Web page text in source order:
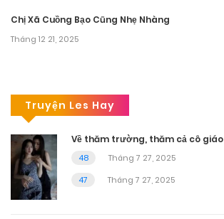
Chị Xã Cuồng Bạo Cũng Nhẹ Nhàng
Tháng 12 21, 2025
Truyện Les Hay
Về thăm trường, thăm cả cô giáo
48
Tháng 7 27, 2025
47
Tháng 7 27, 2025